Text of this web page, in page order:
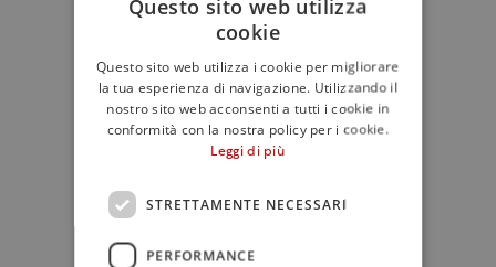
Cannonau di Sardegna Doc Nepente di
Oliena Carros 2019 – Fratelli Puddu
Cannonau di Sardegna Doc Noras 2020
– Cantina Santadi
Questo sito web utilizza
cookie
Questo sito web utilizza i cookie per migliorare
la tua esperienza di navigazione. Utilizzando il
nostro sito web acconsenti a tutti i cookie in
conformità con la nostra policy per i cookie.
Leggi di più
STRETTAMENTE NECESSARI
PERFORMANCE